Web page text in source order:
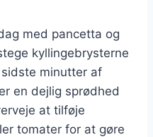
med pancetta og
kyllingebrysterne
minutter af
en dejlig sprødhed
at tilføje
tomater for at gøre